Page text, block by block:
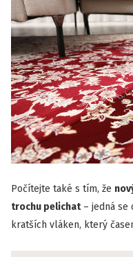
Počítejte také s tím, že
trochu pelichat– jedná se
kratších vláken, který